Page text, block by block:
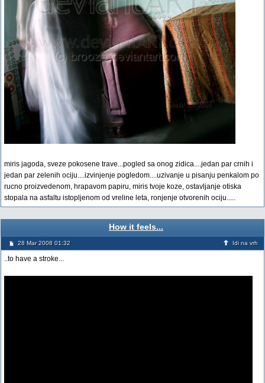
miris jagoda, sveze pokosene trave...pogled sa onog zidica....jedan par crnih i
jedan par zelenih ociju....izvinjenje pogledom....uzivanje u pisanju penkalom po
rucno proizvedenom, hrapavom papiru, miris tvoje koze, ostavljanje otiska
stopala na asfaltu istopljenom od vreline leta, ronjenje otvorenih ociju.....
How it feels...
28 Mar 2008 01:32 Idi na vrh
..to have a stroke...